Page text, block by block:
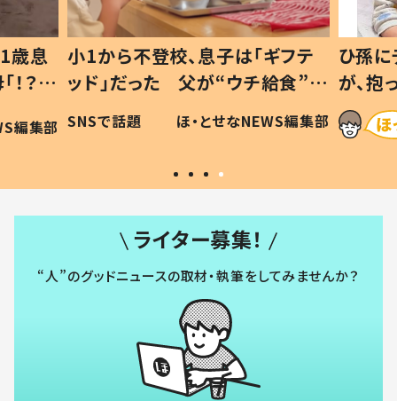
歳息
？」
編集部
小1から不登校、息子は「ギフテ
ッド」だった 父が“ウチ給食”を
作り続ける理由とは #令和の親
#令和の子
SNSで話題 ほ・とせなNEWS編集部
ひ孫
が、
「涙が
い」
ライター募集！
“人”のグッドニュースの取材・執筆をしてみませんか？